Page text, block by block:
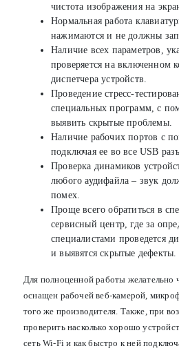
чистота изображения на
Нормальная работа
нажимаются и не должны
Наличие всех параметров,
проверяется на включенном
диспетчера устройств.
Проведение стресс-
специальных программ, с
выявить скрытые проблемы.
Наличие рабочих портов с
подключая ее во все USB
Проверка динамиков
любого аудифайла – звук
помех.
Проще всего обратиться в
сервисный центр, где за
специалистами проведется
и выявятся скрытые дефекты.
Для полноценной работы желательно
оснащен рабочей веб-камерой,
того же производителя. Также, при
проверить насколько хорошо
сеть Wi-Fi и как быстро к ней